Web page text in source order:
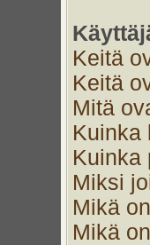
Keitä
Keitä
Mitä
Kuinka
Kuinka
Miksi
Mikä
Mikä